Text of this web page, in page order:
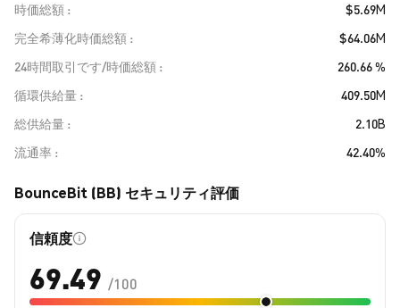
時価総額
$5.69M
完全希薄化時価総額
$64.06M
24時間取引です/時価総額
260.66 %
循環供給量
409.50M
総供給量
2.10B
流通率
42.40%
BounceBit (BB) セキュリティ評価
信頼度
69.49 /100